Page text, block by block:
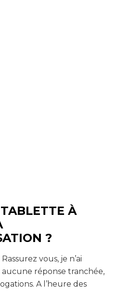
À
?
Rassurez vous, je n’ai
aucune réponse tranchée,
A l’heure des